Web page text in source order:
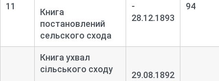
11
Книга
постановлений
сельского схода
-
28.12.1893
94
Книга ухвал
сільського сходу
29.08.1892